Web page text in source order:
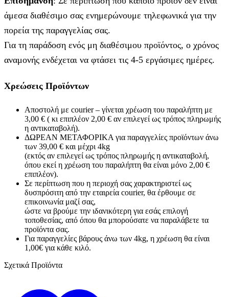
άμεσα διαθέσιμο σας ενημερώνουμε τηλεφωνικά για την
πορεία της παραγγελίας σας.
Για τη παράδοση ενός μη διαθέσιμου προϊόντος, ο χρόνος
αναμονής ενδέχεται να φτάσει τις 4-5 εργάσιμες ημέρες.
Χρεώσεις Προϊόντων
Αποστολή με courier – γίνεται χρέωση του παραλήπτη με
3,00 € ( κι επιπλέον 2,00 € αν επιλεγεί ως τρόπος πληρωμής
η αντικαταβολή).
ΔΩΡΕΑΝ ΜΕΤΑΦΟΡΙΚΑ για παραγγελίες προϊόντων άνω
των 39,00 € και μέχρι 4kg
(εκτός αν επιλεγεί ως τρόπος πληρωμής η αντικαταβολή,
όπου εκεί η χρέωση του παραλήπτη θα είναι μόνο 2,00 €
επιπλέον).
Σε περίπτωση που η περιοχή σας χαρακτηριστεί ως
δυσπρόσιτη από την εταιρεία courier, θα έρθουμε σε
επικοινωνία μαζί σας,
ώστε να βρούμε την ιδανικότερη για εσάς επιλογή
τοποθεσίας, από όπου θα μπορούσατε να παραλάβετε τα
προϊόντα σας.
Για παραγγελίες βάρους άνω των 4kg, η χρέωση θα είναι
1,00€ για κάθε κιλό.
Σχετικά Προϊόντα